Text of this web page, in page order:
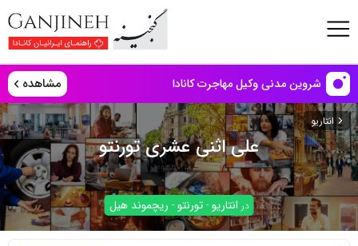
شروین مدنی وکیل مهاجرت کانادا مشاهده
انتاریو
علی اثنی عشری تورنتو
در انتاریو -تورنتو - ریچموند هیل